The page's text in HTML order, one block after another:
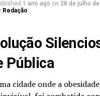
1 ano ago on 28 de julho
Redação
Pública
cidade onde a